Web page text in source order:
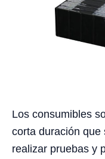
Los consumibles
corta duración que
realizar pruebas y